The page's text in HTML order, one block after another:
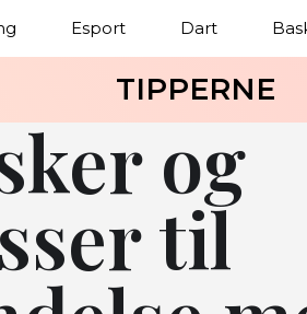
Esport Dart
TIPPERNE
og
til